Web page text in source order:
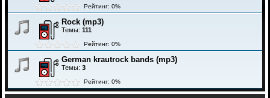
Рейтинг: 0%
Rock (mp3)
Темы: 111
Рейтинг: 0%
German krautrock bands (mp3)
Темы: 3
Рейтинг: 0%